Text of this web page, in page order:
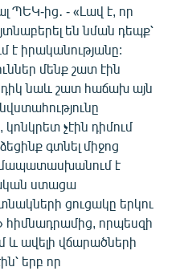
ՊԵԿ-ից․ - «Լավ է, որ
են նման դեպք՝
իրականությանը:
մենք շատ էին
նաև շատ հաճախ այն
չէին դիմում
գտնել միջոց
է
ստացա
ցուցակը երկու
որպեսզի
ավելի վճարածների
երբ որ